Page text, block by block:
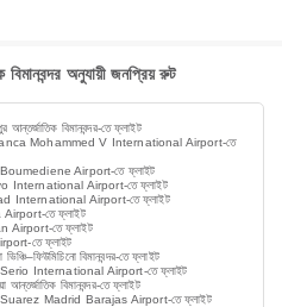
বিমানবন্দর অনুযায়ী জনপ্রিয় রুট
আন্তর্জাতিক বিমানবন্দর-তে ফ্লাইট
Mohammed V International Airport-তে
Boumediene Airport-তে ফ্লাইট
International Airport-তে ফ্লাইট
International Airport-তে ফ্লাইট
Airport-তে ফ্লাইট
Airport-তে ফ্লাইট
তে ফ্লাইট
ভিঞ্চি–ফিউমিচিনো বিমানবন্দর-তে ফ্লাইট
al Serio International Airport-তে ফ্লাইট
আন্তর্জাতিক বিমানবন্দর-তে ফ্লাইট
Suarez Madrid Barajas Airport-তে ফ্লাইট